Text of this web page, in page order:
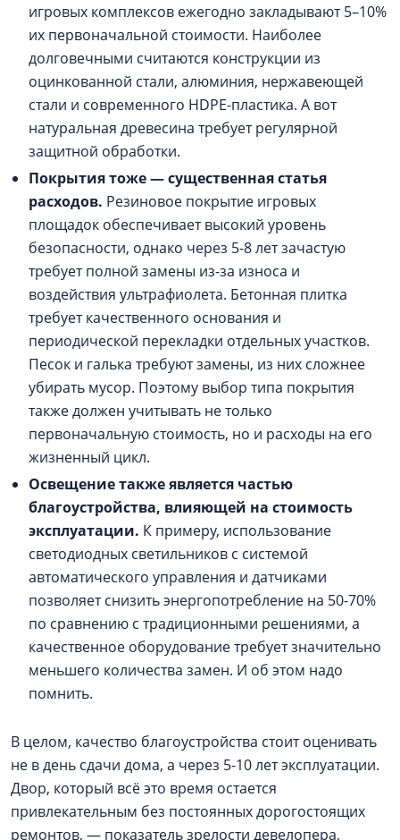
игровых комплексов ежегодно закладывают 5–10%
их первоначальной стоимости. Наиболее
долговечными считаются конструкции из
оцинкованной стали, алюминия, нержавеющей
стали и современного HDPE-пластика. А вот
натуральная древесина требует регулярной
защитной обработки.
Покрытия тоже — существенная статья
расходов. Резиновое покрытие игровых
площадок обеспечивает высокий уровень
безопасности, однако через 5-8 лет зачастую
требует полной замены из-за износа и
воздействия ультрафиолета. Бетонная плитка
требует качественного основания и
периодической перекладки отдельных участков.
Песок и галька требуют замены, из них сложнее
убирать мусор. Поэтому выбор типа покрытия
также должен учитывать не только
первоначальную стоимость, но и расходы на его
жизненный цикл.
Освещение также является частью
благоустройства, влияющей на стоимость
эксплуатации. К примеру, использование
светодиодных светильников с системой
автоматического управления и датчиками
позволяет снизить энергопотребление на 50-70%
по сравнению с традиционными решениями, а
качественное оборудование требует значительно
меньшего количества замен. И об этом надо
помнить.
В целом, качество благоустройства стоит оценивать
не в день сдачи дома, а через 5-10 лет эксплуатации.
Двор, который всё это время остается
привлекательным без постоянных дорогостоящих
ремонтов, — показатель зрелости девелопера,